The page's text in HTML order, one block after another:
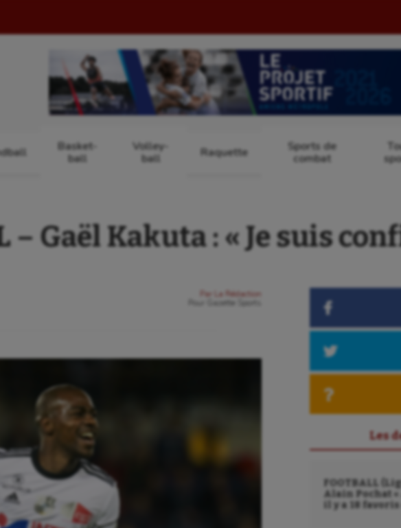
Basket-
ball
Volley-
ball
Raquette
Sports de
combat
– Gaël Kakuta : « Je suis
Par
La Rédaction
Gazette Sports
Les
FOOTBALL
Alain Pochat «
il y a 18